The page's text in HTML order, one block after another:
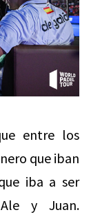
entre los
que iban
iba a ser
y Juan.